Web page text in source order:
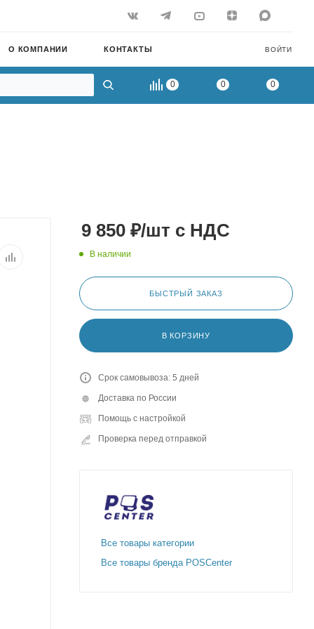
ВОЙТИ
О КОМПАНИИ КОНТАКТЫ
0 0 0
9 850 ₽/шт с НДС
В наличии
БЫСТРЫЙ ЗАКАЗ
В КОРЗИНУ
Срок самовывоза: 5 дней
Доставка по России
Помощь с настройкой
Проверка перед отправкой
Все товары категории
Все товары бренда POSCenter